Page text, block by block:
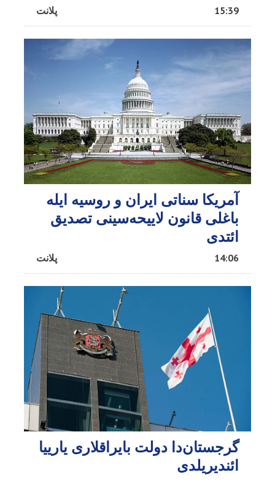
پلانت 15:39
آمریکا سناتی ایران و روسیه ایله
باغلی قانون لاییحه‌سینی تصدیق
ائتدی
پلانت 14:06
گرجستان‌دا دولت بایراقلاری یارییا
ائندیریلدی